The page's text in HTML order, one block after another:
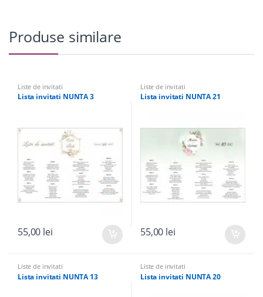
Produse similare
Liste de invitati
Lista invitati NUNTA 3
55,00 lei
Liste de invitati
Lista invitati NUNTA 21
55,00 lei
Liste de invitati
Lista invitati NUNTA 13
Liste de invitati
Lista invitati NUNTA 20